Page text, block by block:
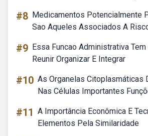
#8 Medicamentos Potencialmente
Sao Aqueles Associados A
#9 Essa Funcao Administrativa
Reunir Organizar E Integrar
#10 As Organelas Citoplasmáticas
Nas Células Importantes
#11 A Importância Econômica E
Elementos Pela Similaridade